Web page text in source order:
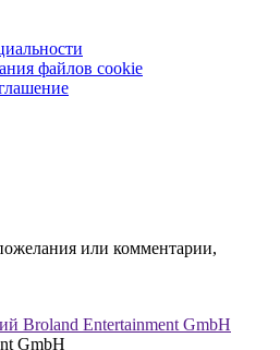
файлов cookie
или комментарии,
GmbH